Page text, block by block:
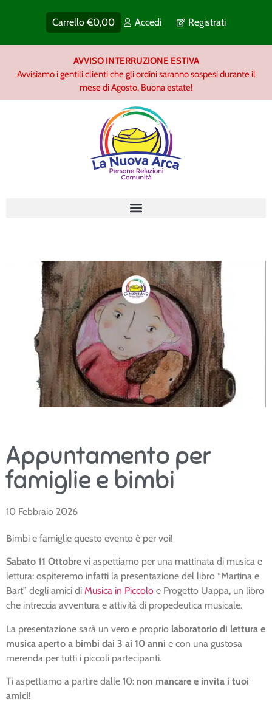
Carrello€0,00 Accedi Registrati
AVVISO INTERRUZIONE ESTIVA
Avvisiamo i gentili clienti che gli ordini saranno sospesi durante il
mese di Agosto. Buona estate!
Appuntamento per
famiglie e bimbi
10 Febbraio 2026
Bimbi e famiglie questo evento è per voi!
Sabato 11 Ottobre vi aspettiamo per una mattinata di musica e
lettura: ospiteremo infatti la presentazione del libro “Martina e
Bart” degli amici di Musica in Piccolo e Progetto Uappa, un libro
che intreccia avventura e attività di propedeutica musicale.
La presentazione sarà un vero e proprio laboratorio di lettura e
musica aperto a bimbi dai 3 ai 10 anni e con una gustosa
merenda per tutti i piccoli partecipanti.
Ti aspettiamo a partire dalle 10: non mancare e invita i tuoi
amici!